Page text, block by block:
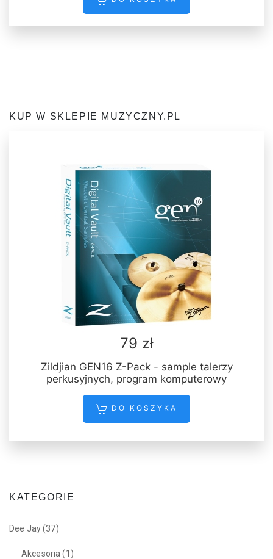
KUP W SKLEPIE MUZYCZNY.PL
79 zł
Zildjian GEN16 Z-Pack - sample talerzy
perkusyjnych, program komputerowy
DO KOSZYKA
KATEGORIE
Dee Jay(37)
Akcesoria (1)